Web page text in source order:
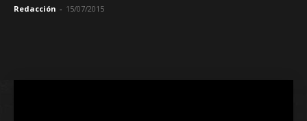
Redacción - 15/07/2015